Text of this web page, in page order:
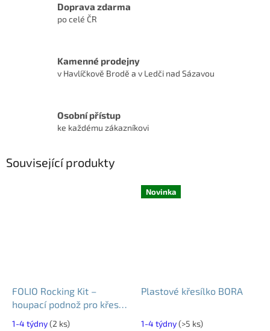
Doprava zdarma
po celé ČR
Kamenné prodejny
v Havlíčkově Brodě a v Ledči nad Sázavou
Osobní přístup
ke každému zákazníkovi
Související produkty
FOLIO Rocking Kit –
houpací podnož pro křeslo
1-4 týdny(2 ks)
Novinka
Plastové křesílko BORA
1-4 týdny(>5 ks)